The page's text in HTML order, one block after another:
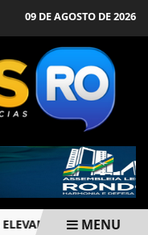
09 DE AGOSTO DE 2026
PRODUTIVIDADE
MENU